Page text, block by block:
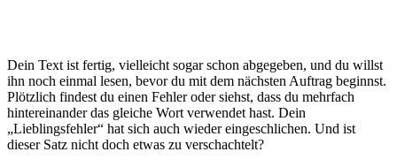
Dein Text ist fertig, vielleicht sogar schon abgegeben, und du willst
ihn noch einmal lesen, bevor du mit dem nächsten Auftrag beginnst.
Plötzlich findest du einen Fehler oder siehst, dass du mehrfach
hintereinander das gleiche Wort verwendet hast. Dein
„Lieblingsfehler“ hat sich auch wieder eingeschlichen. Und ist
dieser Satz nicht doch etwas zu verschachtelt?